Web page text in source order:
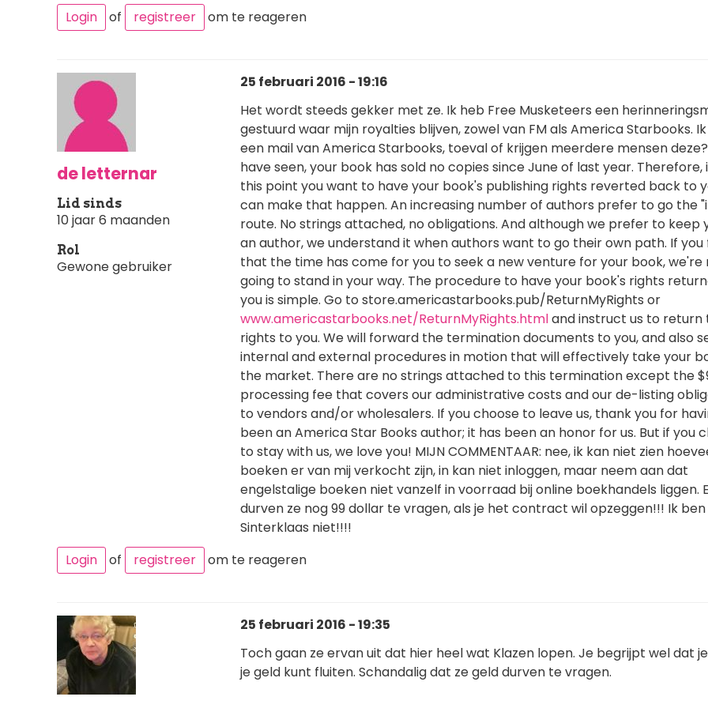
Login of registreer om te reageren
de letternar
Lid sinds
10 jaar 6 maanden
Rol
Gewone gebruiker
25 februari 2016 - 19:16
Het wordt steeds gekker met ze. Ik heb Free Musketeers een
gestuurd waar mijn royalties blijven, zowel van FM als America Starbooks.
een mail van America Starbooks, toeval of krijgen meerdere mensen
have seen, your book has sold no copies since June of last year. Therefore,
this point you want to have your book's publishing rights reverted back to
can make that happen. An increasing number of authors prefer to go the
route. No strings attached, no obligations. And although we prefer to keep
an author, we understand it when authors want to go their own path. If you
that the time has come for you to seek a new venture for your book, we're
going to stand in your way. The procedure to have your book's rights
you is simple. Go to store.americastarbooks.pub/ReturnMyRights or
www.americastarbooks.net/ReturnMyRights.htmland instruct us to return
rights to you. We will forward the termination documents to you, and also
internal and external procedures in motion that will effectively take your
the market. There are no strings attached to this termination except the
processing fee that covers our administrative costs and our de-listing
to vendors and/or wholesalers. If you choose to leave us, thank you for
been an America Star Books author; it has been an honor for us. But if you
to stay with us, we love you! MIJN COMMENTAAR: nee, ik kan niet zien
boeken er van mij verkocht zijn, in kan niet inloggen, maar neem aan dat
engelstalige boeken niet vanzelf in voorraad bij online boekhandels liggen.
durven ze nog 99 dollar te vragen, als je het contract wil opzeggen!!! Ik ben
Sinterklaas niet!!!!
Login
of registreer om te reageren
25 februari 2016 - 19:35
Toch gaan ze ervan uit dat hier heel wat Klazen lopen. Je begrijpt wel dat
je geld kunt fluiten. Schandalig dat ze geld durven te vragen.